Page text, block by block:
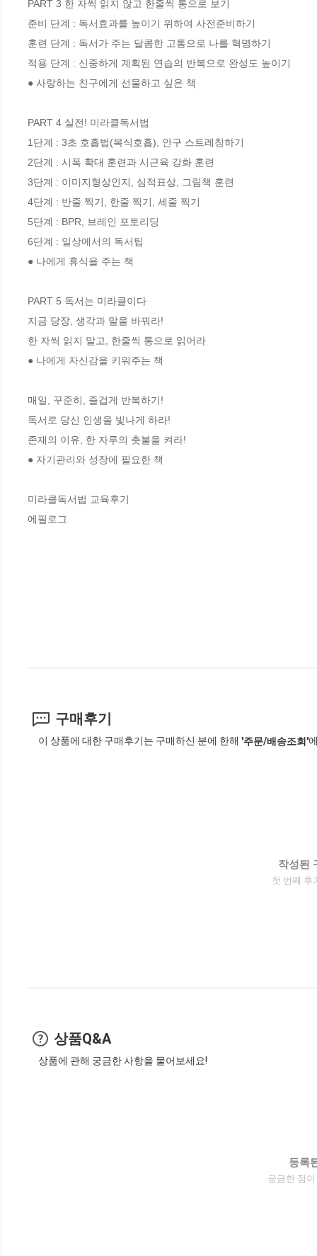
PART 3 한 자씩 읽지 않고 한줄씩 통으로 보기
준비 단계 : 독서효과를 높이기 위하여 사전준비하기
훈련 단계 : 독서가 주는 달콤한 고통으로 나를 혁명하기
적용 단계 : 신중하게 계획된 연습의 반복으로 완성도 높이기
● 사랑하는 친구에게 선물하고 싶은 책
PART 4 실전! 미라클독서법
1단계 : 3초 호흡법(복식호흡), 안구 스트레칭하기
2단계 : 시폭 확대 훈련과 시근육 강화 훈련
3단계 : 이미지형상인지, 심적표상, 그림책 훈련
4단계 : 반줄 찍기, 한줄 찍기, 세줄 찍기
5단계 : BPR, 브레인 포토리딩
6단계 : 일상에서의 독서팁
● 나에게 휴식을 주는 책
PART 5 독서는 미라클이다
지금 당장, 생각과 말을 바꿔라!
한 자씩 읽지 말고, 한줄씩 통으로 읽어라
● 나에게 자신감을 키워주는 책
매일, 꾸준히, 즐겁게 반복하기!
독서로 당신 인생을 빛나게 하라!
존재의 이유, 한 자루의 촛불을 켜라!
● 자기관리와 성장에 필요한 책
미라클독서법 교육후기
에필로그
구매후기
이 상품에 대한 구매후기는 구매하신 분에 한해 '주문/배송조회'
작성된
첫 번째 후
상품Q&A
상품에 관해 궁금한 사항을 물어보세요!
등록
궁금한 점